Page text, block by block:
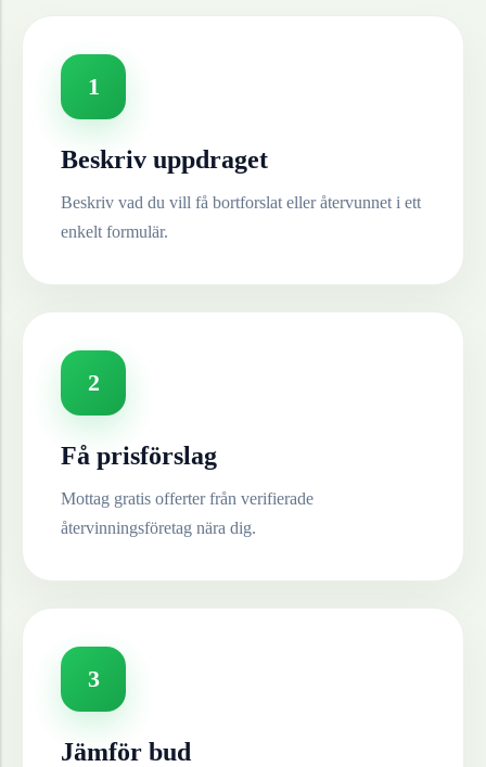
1
Beskriv uppdraget
Beskriv vad du vill få bortforslat eller återvunnet i ett
enkelt formulär.
2
Få prisförslag
Mottag gratis offerter från verifierade
återvinningsföretag nära dig.
3
Jämför bud